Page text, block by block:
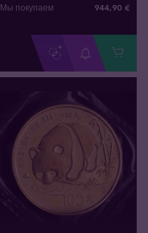
Мы покупаем 944,90 €